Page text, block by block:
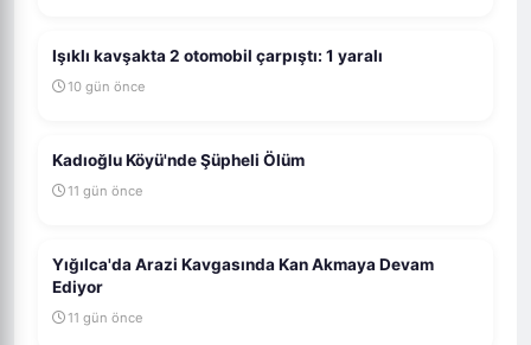
Işıklı kavşakta 2 otomobil çarpıştı: 1 yaralı
10 gün önce
Kadıoğlu Köyü'nde Şüpheli Ölüm
11 gün önce
Yığılca'da Arazi Kavgasında Kan Akmaya Devam
Ediyor
11 gün önce